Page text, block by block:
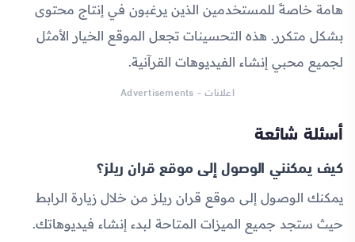
هامة خاصةً للمستخدمين الذين يرغبون في إنتاج محتوى
بشكل متكرر. هذه التحسينات تجعل الموقع الخيار الأمثل
لجميع محبي إنشاء الفيديوهات القرآنية.
اعلانات - Advertisements
أسئلة شائعة
كيف يمكنني الوصول إلى موقع قران ريلز؟
يمكنك الوصول إلى موقع قران ريلز من خلال زيارة الرابط
حيث ستجد جميع الميزات المتاحة لبدء إنشاء فيديوهاتك.